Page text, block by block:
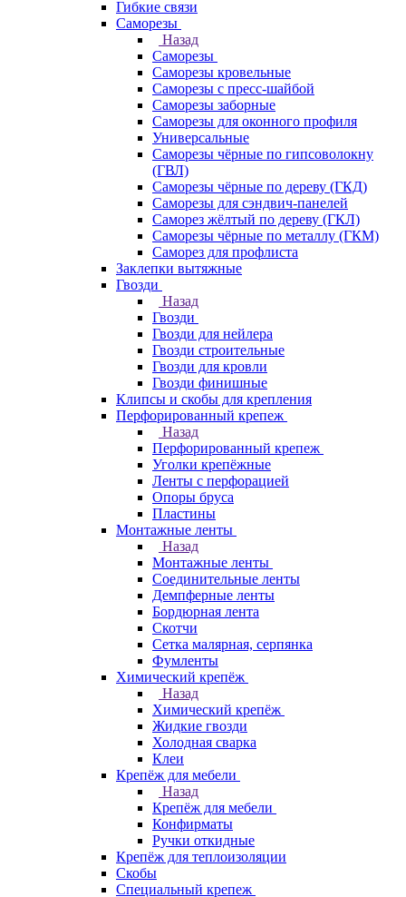
Гибкие связи
Саморезы
Назад
Саморезы
Саморезы кровельные
Саморезы с пресс-шайбой
Саморезы заборные
Саморезы для оконного профиля
Универсальные
Саморезы чёрные по гипсоволокну
(ГВЛ)
Саморезы чёрные по дереву (ГКД)
Саморезы для сэндвич-панелей
Саморез жёлтый по дереву (ГКЛ)
Саморезы чёрные по металлу (ГКМ)
Саморез для профлиста
Заклепки вытяжные
Гвозди
Назад
Гвозди
Гвозди для нейлера
Гвозди строительные
Гвозди для кровли
Гвозди финишные
Клипсы и скобы для крепления
Перфорированный крепеж
Назад
Перфорированный крепеж
Уголки крепёжные
Ленты с перфорацией
Опоры бруса
Пластины
Монтажные ленты
Назад
Монтажные ленты
Соединительные ленты
Демпферные ленты
Бордюрная лента
Скотчи
Сетка малярная, серпянка
Фумленты
Химический крепёж
Назад
Химический крепёж
Жидкие гвозди
Холодная сварка
Клеи
Крепёж для мебели
Назад
Крепёж для мебели
Конфирматы
Ручки откидные
Крепёж для теплоизоляции
Скобы
Специальный крепеж